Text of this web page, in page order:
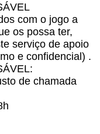
com o jogo a
os possa ter,
serviço de apoio
e confidencial) .
de chamada